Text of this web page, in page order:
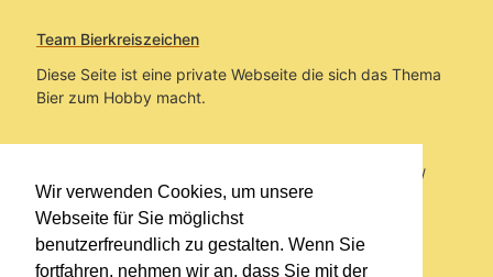
Wir verwenden Cookies, um unsere
Webseite für Sie möglichst
benutzerfreundlich zu gestalten. Wenn Sie
fortfahren, nehmen wir an, dass Sie mit der
Team Bierkreiszeichen
Diese Seite ist eine private Webseite die sich das Thema
Bier zum Hobby macht.
Sie befinden sich auf https://www.bierkreiszeichen.at/
im Pfad:Bierkreiszeichen/Gesammelte Biere
Erstellt: 2026-08-06